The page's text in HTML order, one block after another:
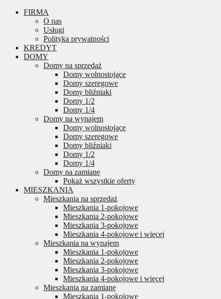
FIRMA
O nas
Usługi
Polityka prywatności
KREDYT
DOMY
Domy na sprzedaż
Domy wolnostojące
Domy szeregowe
Domy bliźniaki
Domy 1/2
Domy 1/4
Domy na wynajem
Domy wolnostojące
Domy szeregowe
Domy bliźniaki
Domy 1/2
Domy 1/4
Domy na zamianę
Pokaż wszystkie oferty
MIESZKANIA
Mieszkania na sprzedaż
Mieszkania 1-pokojowe
Mieszkania 2-pokojowe
Mieszkania 3-pokojowe
Mieszkania 4-pokojowe i więcej
Mieszkania na wynajem
Mieszkania 1-pokojowe
Mieszkania 2-pokojowe
Mieszkania 3-pokojowe
Mieszkania 4-pokojowe i więcej
Mieszkania na zamianę
Mieszkania 1-pokojowe